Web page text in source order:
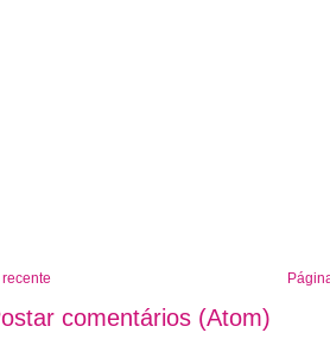
comentários (Atom)